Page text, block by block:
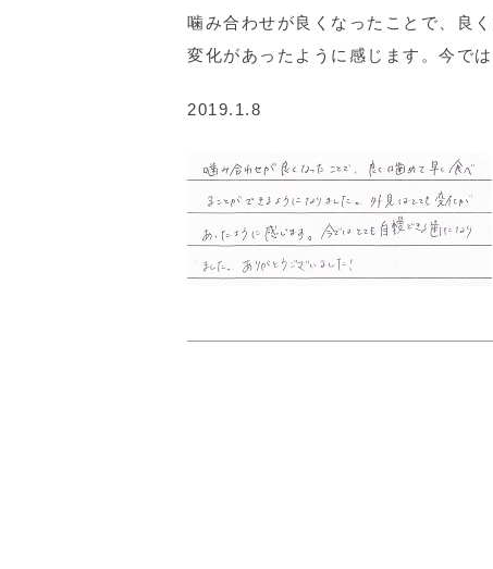
噛み合わせが良くなったことで、良
変化があったように感じます。今で
2019.1.8